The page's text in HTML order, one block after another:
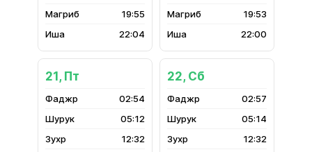
19:55
22:04
19:53
22:00
21, Пт
02:54
05:12
12:32
22, Сб
02:57
05:14
12:32